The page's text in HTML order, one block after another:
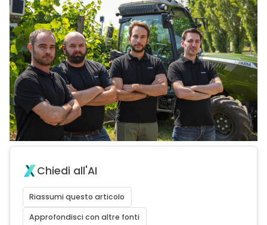
Chiedi all'AI
Riassumi questo articolo
Approfondisci con altre fonti